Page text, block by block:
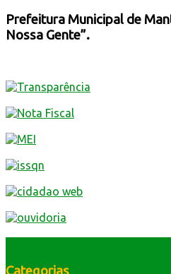
Prefeitura Municipal de
Nossa Gente”.
Categorias